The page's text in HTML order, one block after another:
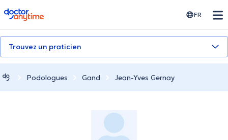
doctoranytime FR
Trouvez un praticien
Podologues Gand Jean-Yves Gernay